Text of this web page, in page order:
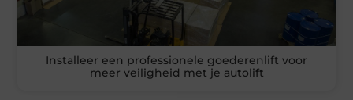
Installeer een professionele goederenlift voor
meer veiligheid met je autolift